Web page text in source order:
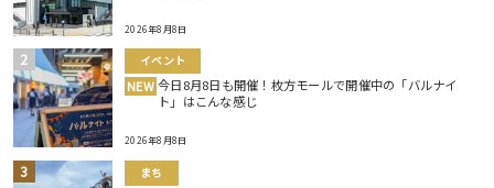
2026年8月8日
イベント
NEW 今日8月8日も開催！枚方モールで開催中の「バルナイ
ト」はこんな感じ
2026年8月8日
まち